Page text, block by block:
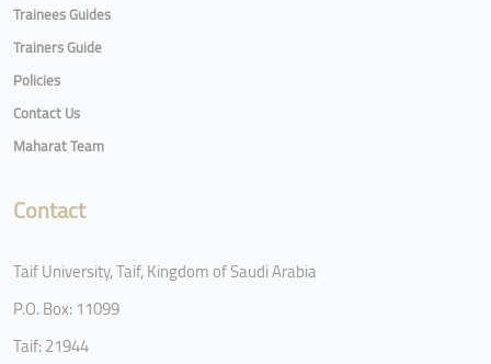
Trainees Guides
Trainers Guide
Policies
Contact Us
Maharat Team
Contact
Taif University, Taif, Kingdom of Saudi Arabia
P.O. Box: 11099
Taif: 21944